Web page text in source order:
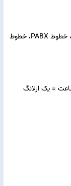
ارتباط مشترک با مرکز (خطوط مشترکین، تلفن همگانی، خطوط PABX، خطوط
= یک ارلانگ